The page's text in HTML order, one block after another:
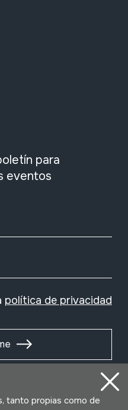
para
eventos
política de privacidad
tanto propias como de